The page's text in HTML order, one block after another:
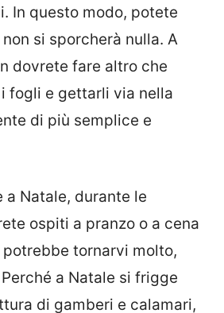
In questo modo, potete
si sporcherà nulla. A
dovrete fare altro che
fogli e gettarli via nella
di più semplice e
a Natale, durante le
ospiti a pranzo o a cena
tornarvi molto,
a Natale si frigge
di gamberi e calamari,